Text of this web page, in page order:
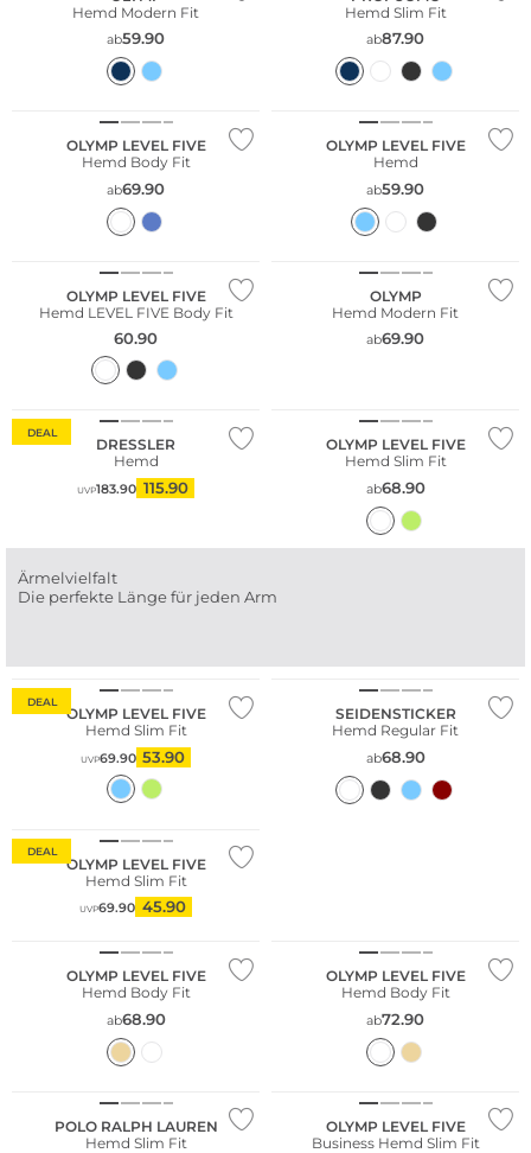
Hemd Modern Fit
ab59.90
Hemd Slim Fit
ab87.90
OLYMP LEVEL FIVE
Hemd Body Fit
ab69.90
OLYMP LEVEL FIVE
Hemd
ab59.90
OLYMP LEVEL FIVE
Hemd LEVEL FIVE Body Fit
60.90
Große Größen
OLYMP
Hemd Modern Fit
ab69.90
DEAL
DRESSLER
Hemd
UVP183.90 115.90
OLYMP LEVEL FIVE
Hemd Slim Fit
ab68.90
Ärmelvielfalt
Die perfekte Länge für jeden Arm
DEAL
OLYMP LEVEL FIVE
Hemd Slim Fit
UVP69.90 53.90
SEIDENSTICKER
Hemd Regular Fit
ab68.90
DEAL
OLYMP LEVEL FIVE
Hemd Slim Fit
UVP69.90 45.90
OLYMP LEVEL FIVE
Hemd Body Fit
ab68.90
OLYMP LEVEL FIVE
Hemd Body Fit
ab72.90
POLO RALPH LAUREN
Hemd Slim Fit
OLYMP LEVEL FIVE
Business Hemd Slim Fit